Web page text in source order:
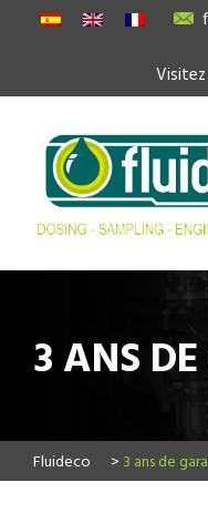
3 ANS
Fluideco > 3 ans de